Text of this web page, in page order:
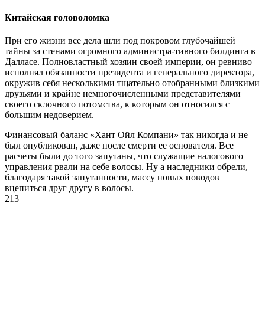
Китайская головоломка
При его жизни все дела шли под покровом глубочайшей
тайны за стенами огромного администра-тивного билдинга в
Далласе. Полновластный хозяин своей империи, он ревниво
исполнял обязанности президента и генерального директора,
окружив себя несколькими тщательно отобранными близкими
друзьями и крайне немногочисленными представителями
своего склочного потомства, к которым он относился с
большим недоверием.
Финансовый баланс «Хант Ойл Компани» так никогда и не
был опубликован, даже после смерти ее основателя. Все
расчеты были до того запутаны, что служащие налогового
управления рвали на себе волосы. Ну а наследники обрели,
благодаря такой запутанности, массу новых поводов
вцепиться друг другу в волосы.
213